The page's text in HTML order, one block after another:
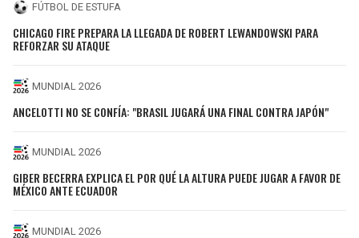
FÚTBOL DE ESTUFA
CHICAGO FIRE PREPARA LA LLEGADA DE ROBERT LEWANDOWSKI PARA
REFORZAR SU ATAQUE
MUNDIAL 2026
ANCELOTTI NO SE CONFÍA: "BRASIL JUGARÁ UNA FINAL CONTRA JAPÓN"
MUNDIAL 2026
GIBER BECERRA EXPLICA EL POR QUÉ LA ALTURA PUEDE JUGAR A FAVOR DE
MÉXICO ANTE ECUADOR
MUNDIAL 2026